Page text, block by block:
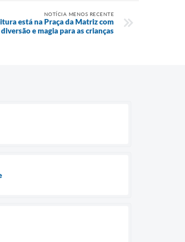
NOTÍCIA MENOS RECENTE
está na Praça da Matriz com
diversão e magia para as crianças